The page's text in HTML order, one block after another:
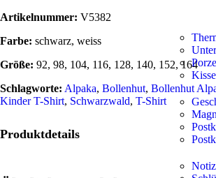
Artikelnummer: V5382
Farbe: schwarz, weiss
Größe: 92, 98, 104, 116, 128, 140, 152, 164
Schlagworte: Alpaka, Bollenhut, Bollenhut
Kinder T-Shirt, Schwarzwald, T-Shirt
Produktdetails